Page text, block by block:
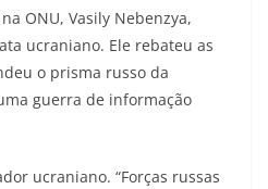
ONU, Vasily Nebenzya,
ucraniano. Ele rebateu as
o prisma russo da
guerra de informação
ucraniano. “Forças russas